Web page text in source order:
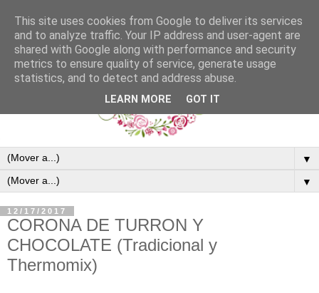
▼
▼
12/17/2017
CORONA DE TURRON Y
CHOCOLATE (Tradicional y
Thermomix)
This site uses cookies from Google to deliver its services
and to analyze traffic. Your IP address and user-agent are
shared with Google along with performance and security
metrics to ensure quality of service, generate usage
statistics, and to detect and address abuse.
LEARN MORE GOT IT